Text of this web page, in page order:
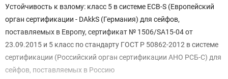
Устойчивость к взлому: класс 5 в системе ECB-S (Европейский
орган сертификации - DAkkS (Германия) для сейфов,
поставляемых в Европу, сертификат № 1506/SA15-04 от
23.09.2015 и 5 класс по стандарту ГОСТ Р 50862-2012 в системе
сертификации (Российский орган сертификации АНО РСБ-С) для
сейфов, поставляемых в Россию